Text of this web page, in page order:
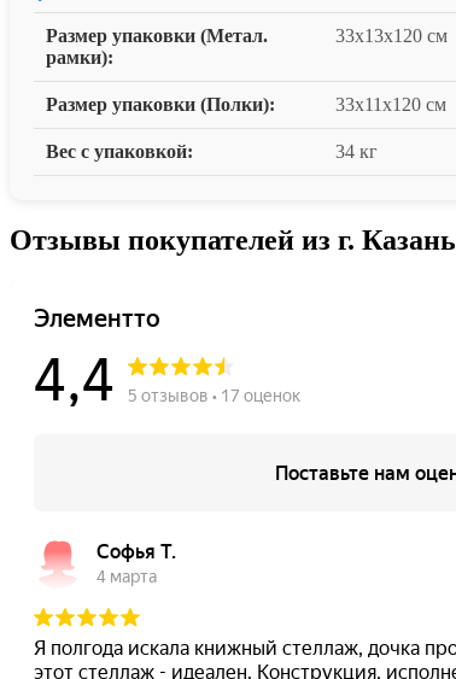
Размер упаковки (Метал.
рамки):
33х13х120 см
Размер упаковки (Полки): 33х11х120 см
Вес с упаковкой: 34 кг
Отзывы покупателей из г. Казань